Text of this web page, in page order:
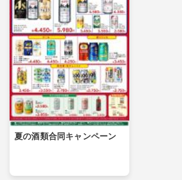
夏の酒類合同キャンペーン